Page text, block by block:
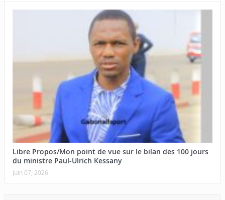
Libre Propos/Mon point de vue sur le bilan des 100 jours
du ministre Paul-Ulrich Kessany
juin 07, 2026